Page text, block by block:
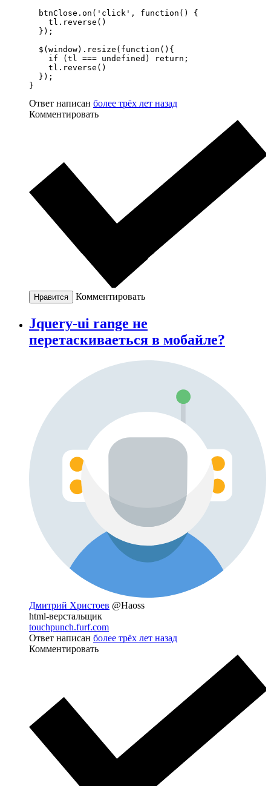
  btnClose.on('click', function() {
    tl.reverse()
  });
  $(window).resize(function(){
    if (tl === undefined) return;
    tl.reverse()
  });
}
Ответ написан более трёх лет назад
Комментировать
Нравится Комментировать
Jquery-ui range не
перетаскиваеться в мобайле?
Дмитрий Христоев @Haoss
html-верстальщик
touchpunch.furf.com
Ответ написан более трёх лет назад
Комментировать